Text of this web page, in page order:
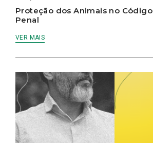
Proteção dos Animais no Código
Penal
VER MAIS